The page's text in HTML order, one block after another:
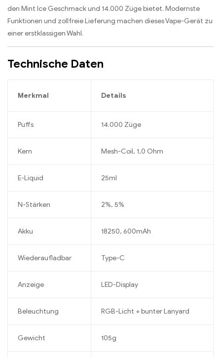
den Mint Ice Geschmack und 14.000 Züge bietet. Modernste
Funktionen und zollfreie Lieferung machen dieses Vape-Gerät zu
einer erstklassigen Wahl.
Technische Daten
Merkmal Details
Puffs 14.000 Züge
Kern Mesh-Coil, 1,0 Ohm
E-Liquid 25ml
N-Stärken 2%, 5%
Akku 18250, 600mAh
Wiederaufladbar Type-C
Anzeige LED-Display
Beleuchtung RGB-Licht + bunter Lanyard
Gewicht 105g